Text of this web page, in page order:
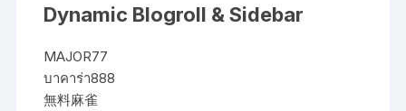
Dynamic Blogroll & Sidebar
MAJOR77
บาคาร่า888
無料麻雀